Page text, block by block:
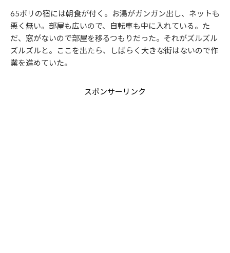
65ボリの宿には朝食が付く。お湯がガンガン出し、ネットも
悪く無い。部屋も広いので、自転車も中に入れている。た
だ、窓がないので部屋を移るつもりだった。それがズルズル
ズルズルと。ここを出たら、しばらく大きな街はないので作
業を進めていた。
スポンサーリンク